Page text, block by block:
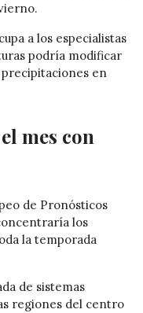
a los especialistas
podría modificar
en
mes con
de Pronósticos
los
la temporada
de sistemas
regiones del centro